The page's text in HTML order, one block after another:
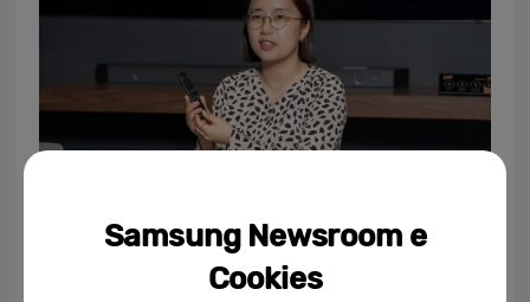
Non è stata un’impresa semplice. Ci vogliono
Samsung Newsroom e
Cookies